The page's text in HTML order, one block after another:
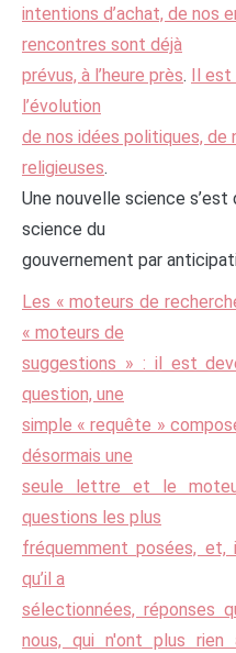
intentions d’achat, de nos
rencontres sont déjà
prévus, à l’heure près. Il est
l’évolution
de nos idées politiques,
religieuses.
Une nouvelle science s’est
science du
gouvernement par
Les « moteurs de
« moteurs de
suggestions » : il est
question, une
simple « requête »
désormais une
seule lettre et le
questions les plus
fréquemment posées, et,
qu’il a
sélectionnées, réponses
nous, qui n'ont plus rien